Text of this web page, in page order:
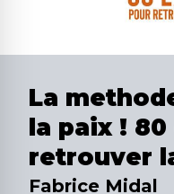
La
la paix !
retrouver
Fabrice Midal